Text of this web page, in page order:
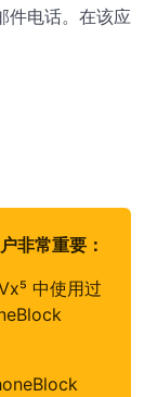
件电话。在该应
非常重要：
中使用过